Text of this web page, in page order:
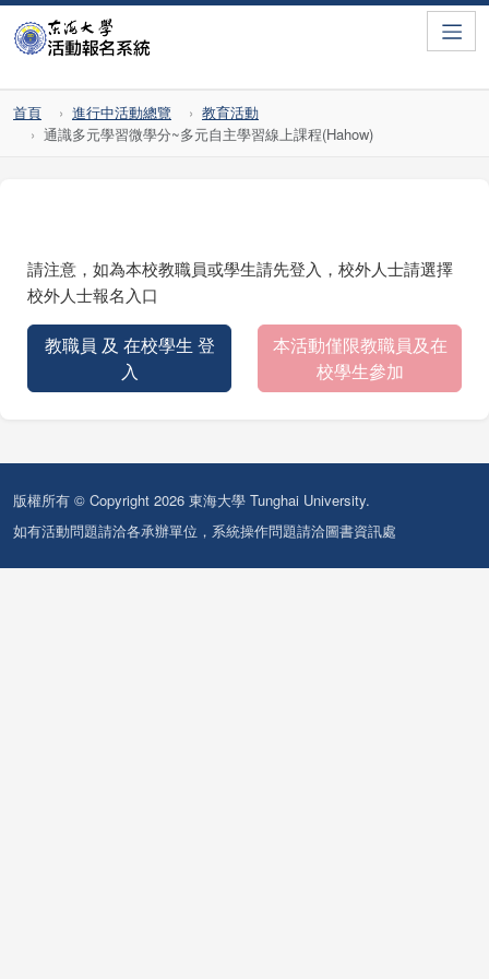
首頁 進行中活動總覽
教育活動
通識多元學習微學分~多元自主學習線上課程(Hahow)
請注意，如為本校教職員或學生請先登入，校外人士請選擇
校外人士報名入口
教職員 及 在校學生 登
入
本活動僅限教職員及在
校學生參加
版權所有 © Copyright 2026 東海大學 Tunghai University.
如有活動問題請洽各承辦單位，系統操作問題請洽圖書資訊處